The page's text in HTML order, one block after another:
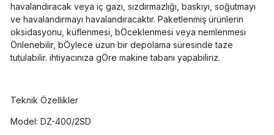
havalandıracak veya iç gazı, sızdırmazlığı, baskıyı, soğutmayı
ve havalandırmayı havalandıracaktır. Paketlenmiş ürünlerin
oksidasyonu, küflenmesi, bÖceklenmesi veya nemlenmesi
Önlenebilir, bÖylece uzun bir depolama süresinde taze
tutulabilir. ihtiyacınıza gÖre makine tabanı yapabiliriz.
Teknik Özellikler
Model: DZ-400/2SD